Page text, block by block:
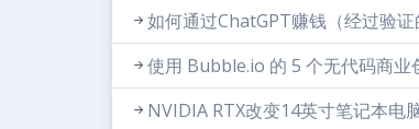
如何通过ChatGPT赚钱（经过验证
使用 Bubble.io 的 5 个无代码商业
NVIDIA RTX改变14英寸笔记本电